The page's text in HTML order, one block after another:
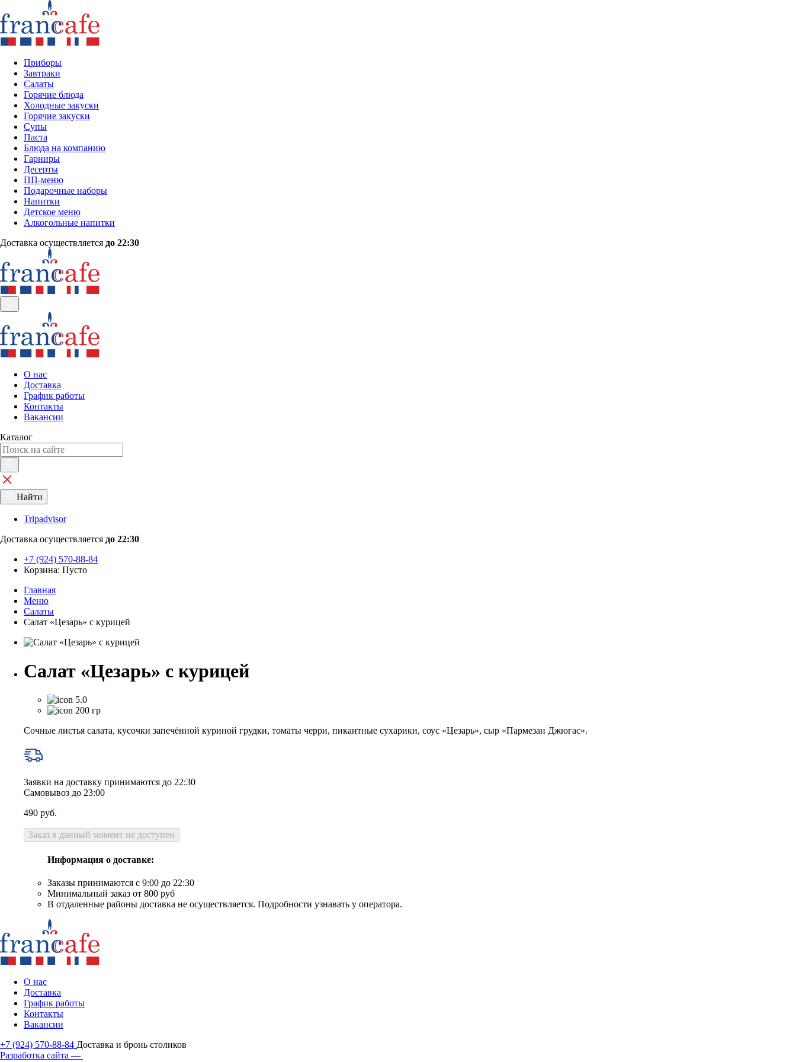
Приборы
Завтраки
Салаты
Горячие блюда
Холодные закуски
Горячие закуски
Супы
Паста
Блюда на компанию
Гарниры
Десерты
ПП-меню
Подарочные наборы
Напитки
Детское меню
Алкогольные напитки
Доставка осуществляется до 22:30
О нас
Доставка
График работы
Контакты
Вакансии
Каталог
Найти
Tripadvisor
Доставка осуществляется до 22:30
+7 (924) 570-88-84
Корзина: Пусто
Главная
Меню
Салаты
Салат «Цезарь» с курицей
Салат «Цезарь» с курицей
5.0
200 гр
Сочные листья салата, кусочки запечённой куриной грудки, томаты черри, пикантные сухарики, соус «Цезарь», сыр «Пармезан Джюгас».
Заявки на доставку принимаются до 22:30
Самовывоз до 23:00
490 руб.
Заказ в данный момент не доступен
Информация о доставке:
Заказы принимаются с 9:00 до 22:30
Минимальный заказ от 800 руб
В отдаленные районы доставка не осуществляется. Подробности узнавать у оператора.
О нас
Доставка
График работы
Контакты
Вакансии
+7 (924) 570-88-84 Доставка и бронь столиков
Разработка сайта —